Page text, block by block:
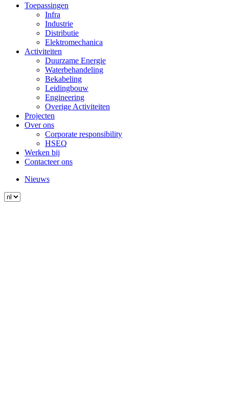
Toepassingen
Infra
Industrie
Distributie
Elektromechanica
Activiteiten
Duurzame Energie
Waterbehandeling
Bekabeling
Leidingbouw
Engineering
Overige Activiteiten
Projecten
Over ons
Corporate responsibility
HSEQ
Werken bij
Contacteer ons
Nieuws